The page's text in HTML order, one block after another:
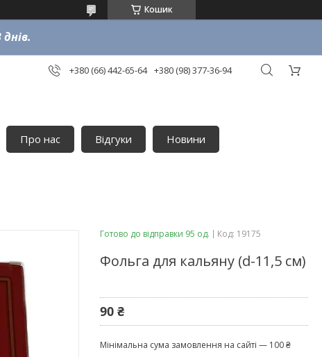
Кошик
+380 (66) 442-65-64 +380 (98) 377-36-94
Про нас Відгуки Новини
Готово до відправки 95 од. Код: 19175
Фольга для кальяну (d-11,5 см)
90 ₴
Мінімальна сума замовлення на сайті — 100 ₴